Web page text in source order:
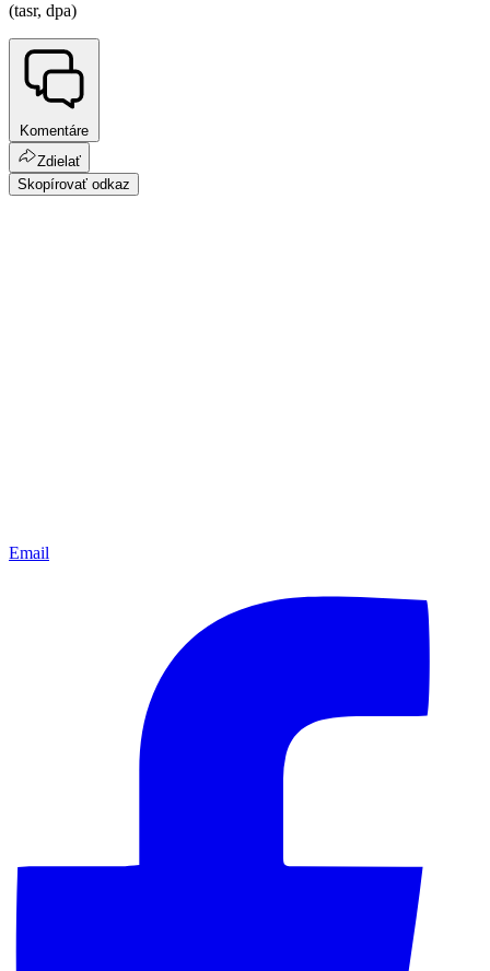
(tasr, dpa)
Komentáre
Zdielať
Skopírovať odkaz
Email